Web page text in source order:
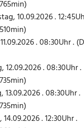
10.09.2026 .
. 08:30Uhr .
12.09.2026 . 08:30Uhr .
13.09.2026 . 08:30Uhr .
. 12:30Uhr .